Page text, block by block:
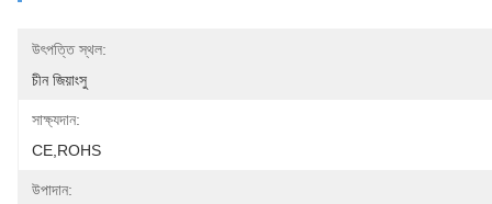
উৎপত্তি স্থল:
চীন জিয়াংসু
সাক্ষ্যদান:
CE,ROHS
উপাদান: